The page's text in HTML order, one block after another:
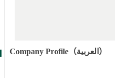
Company Profile（العربية）